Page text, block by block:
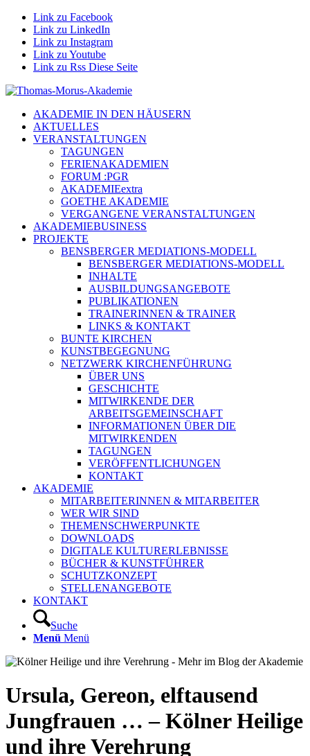
Link zu Facebook
Link zu LinkedIn
Link zu Instagram
Link zu Youtube
Link zu Rss Diese Seite
AKADEMIE IN DEN HÄUSERN
AKTUELLES
VERANSTALTUNGEN
TAGUNGEN
FERIENAKADEMIEN
FORUM :PGR
AKADEMIEextra
GOETHE AKADEMIE
VERGANGENE VERANSTALTUNGEN
AKADEMIEBUSINESS
PROJEKTE
BENSBERGER MEDIATIONS-MODELL
BENSBERGER MEDIATIONS-MODELL
INHALTE
AUSBILDUNGSANGEBOTE
PUBLIKATIONEN
TRAINERINNEN & TRAINER
LINKS & KONTAKT
BUNTE KIRCHEN
KUNSTBEGEGNUNG
NETZWERK KIRCHENFÜHRUNG
ÜBER UNS
GESCHICHTE
MITWIRKENDE DER
ARBEITSGEMEINSCHAFT
INFORMATIONEN ÜBER DIE
MITWIRKENDEN
TAGUNGEN
VERÖFFENTLICHUNGEN
KONTAKT
AKADEMIE
MITARBEITERINNEN & MITARBEITER
WER WIR SIND
THEMENSCHWERPUNKTE
DOWNLOADS
DIGITALE KULTURERLEBNISSE
BÜCHER & KUNSTFÜHRER
SCHUTZKONZEPT
STELLENANGEBOTE
KONTAKT
Suche
Menü Menü
Ursula, Gereon, elftausend
Jungfrauen … – Kölner Heilige
und ihre Verehrung